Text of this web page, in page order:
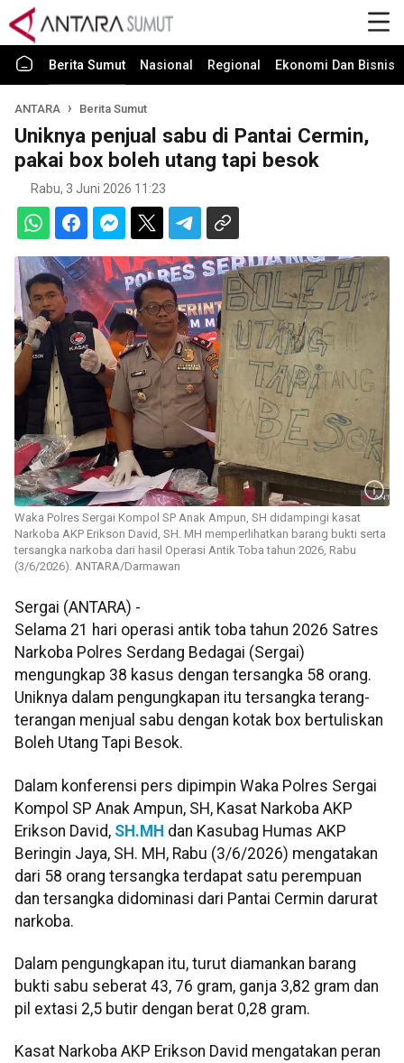
Berita Sumut Nasional Regional Ekonomi Dan Bisnis
ANTARA Berita Sumut
Uniknya penjual sabu di Pantai Cermin,
pakai box boleh utang tapi besok
Rabu, 3 Juni 2026 11:23
Waka Polres Sergai Kompol SP Anak Ampun, SH didampingi kasat
Narkoba AKP Erikson David, SH. MH memperlihatkan barang bukti serta
tersangka narkoba dari hasil Operasi Antik Toba tahun 2026, Rabu
(3/6/2026). ANTARA/Darmawan
Sergai (ANTARA) -
Selama 21 hari operasi antik toba tahun 2026 Satres
Narkoba Polres Serdang Bedagai (Sergai)
mengungkap 38 kasus dengan tersangka 58 orang.
Uniknya dalam pengungkapan itu tersangka terang-
terangan menjual sabu dengan kotak box bertuliskan
Boleh Utang Tapi Besok.
Dalam konferensi pers dipimpin Waka Polres Sergai
Kompol SP Anak Ampun, SH, Kasat Narkoba AKP
Erikson David, SH.MH dan Kasubag Humas AKP
Beringin Jaya, SH. MH, Rabu (3/6/2026) mengatakan
dari 58 orang tersangka terdapat satu perempuan
dan tersangka didominasi dari Pantai Cermin darurat
narkoba.
Dalam pengungkapan itu, turut diamankan barang
bukti sabu seberat 43, 76 gram, ganja 3,82 gram dan
pil extasi 2,5 butir dengan berat 0,28 gram.
Kasat Narkoba AKP Erikson David mengatakan peran